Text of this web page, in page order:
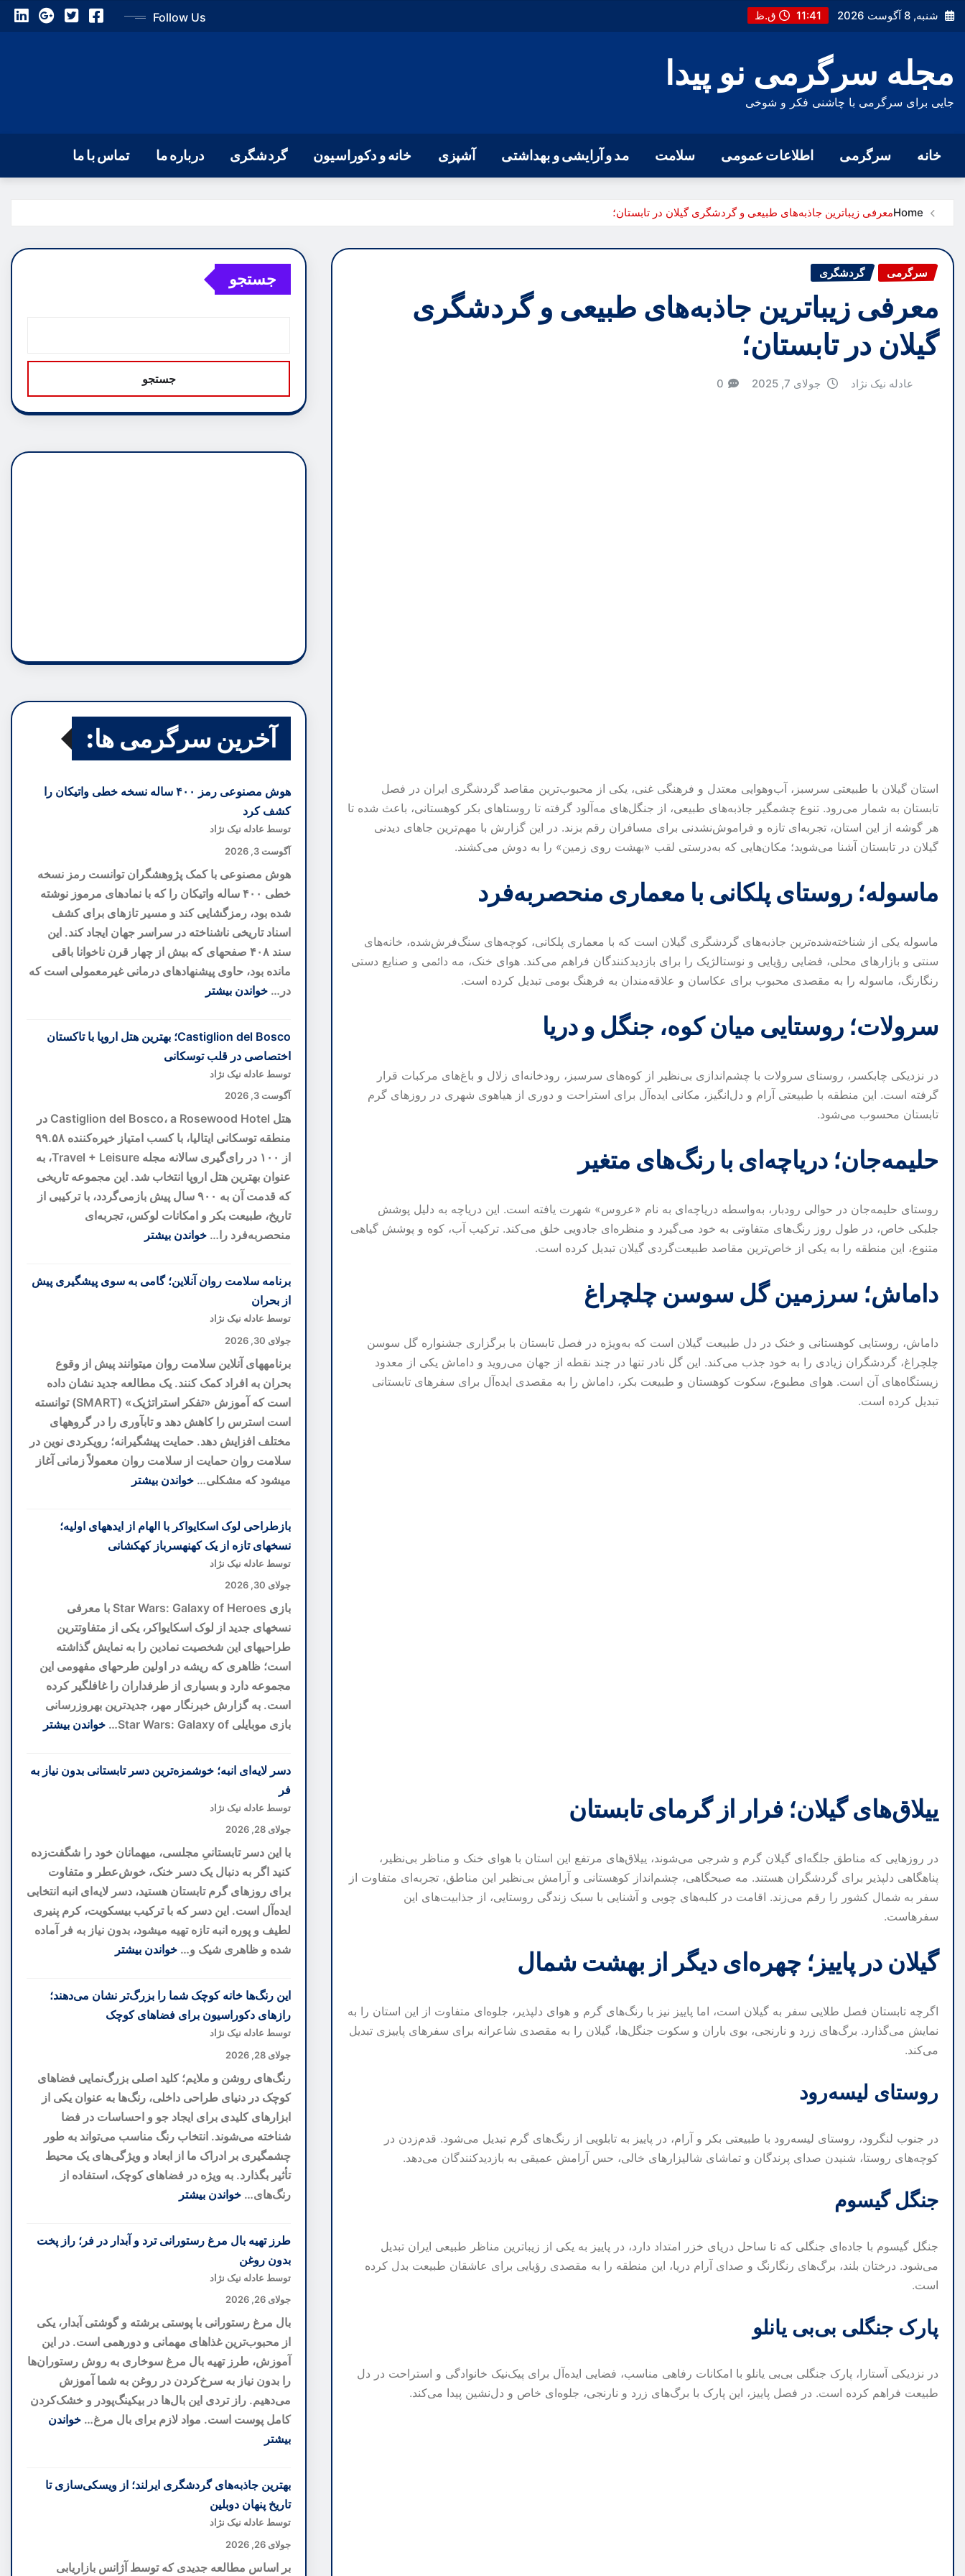
Skip
to
شنبه, 8 آگوست 2026 11:41 ق.ظ Follow Us
مجله سرگرمی نو پیدا
جایی برای سرگرمی با چاشنی فکر و شوخی
خانه سرگرمی اطلاعات عمومی سلامت مد و آرایشی و بهداشتی آشپزی خانه و دکوراسیون گردشگری درباره ما تماس با ما
Homeمعرفی زیباترین جاذبه‌های طبیعی و گردشگری گیلان در تابستان؛
سرگرمی گردشگری
معرفی زیباترین جاذبه‌های طبیعی و گردشگری
گیلان در تابستان؛
عادله نیک نژاد جولای 7, 2025 0
استان گیلان با طبیعتی سرسبز، آب‌وهوایی معتدل و فرهنگی غنی، یکی از محبوب‌ترین مقاصد گردشگری ایران در فصل
تابستان به شمار می‌رود. تنوع چشمگیر جاذبه‌های طبیعی، از جنگل‌های مه‌آلود گرفته تا روستاهای بکر کوهستانی، باعث شده تا
هر گوشه از این استان، تجربه‌ای تازه و فراموش‌نشدنی برای مسافران رقم بزند. در این گزارش با مهم‌ترین جاهای دیدنی
گیلان در تابستان آشنا می‌شوید؛ مکان‌هایی که به‌درستی لقب «بهشت روی زمین» را به دوش می‌کشند.
ماسوله؛ روستای پلکانی با معماری منحصربه‌فرد
ماسوله یکی از شناخته‌شده‌ترین جاذبه‌های گردشگری گیلان است که با معماری پلکانی، کوچه‌های سنگ‌فرش‌شده، خانه‌های
سنتی و بازارهای محلی، فضایی رؤیایی و نوستالژیک را برای بازدیدکنندگان فراهم می‌کند. هوای خنک، مه دائمی و صنایع دستی
رنگارنگ، ماسوله را به مقصدی محبوب برای عکاسان و علاقه‌مندان به فرهنگ بومی تبدیل کرده است.
سرولات؛ روستایی میان کوه، جنگل و دریا
در نزدیکی چابکسر، روستای سرولات با چشم‌اندازی بی‌نظیر از کوه‌های سرسبز، رودخانه‌ای زلال و باغ‌های مرکبات قرار
گرفته است. این منطقه با طبیعتی آرام و دل‌انگیز، مکانی ایده‌آل برای استراحت و دوری از هیاهوی شهری در روزهای گرم
تابستان محسوب می‌شود.
حلیمه‌جان؛ دریاچه‌ای با رنگ‌های متغیر
روستای حلیمه‌جان در حوالی رودبار، به‌واسطه دریاچه‌ای به نام «عروس» شهرت یافته است. این دریاچه به دلیل پوشش
جلبکی خاص، در طول روز رنگ‌های متفاوتی به خود می‌گیرد و منظره‌ای جادویی خلق می‌کند. ترکیب آب، کوه و پوشش گیاهی
متنوع، این منطقه را به یکی از خاص‌ترین مقاصد طبیعت‌گردی گیلان تبدیل کرده است.
داماش؛ سرزمین گل سوسن چلچراغ
داماش، روستایی کوهستانی و خنک در دل طبیعت گیلان است که به‌ویژه در فصل تابستان با برگزاری جشنواره گل سوسن
چلچراغ، گردشگران زیادی را به خود جذب می‌کند. این گل نادر تنها در چند نقطه از جهان می‌روید و داماش یکی از معدود
زیستگاه‌های آن است. هوای مطبوع، سکوت کوهستان و طبیعت بکر، داماش را به مقصدی ایده‌آل برای سفرهای تابستانی
تبدیل کرده است.
ییلاق‌های گیلان؛ فرار از گرمای تابستان
در روزهایی که مناطق جلگه‌ای گیلان گرم و شرجی می‌شوند، ییلاق‌های مرتفع این استان با هوای خنک و مناظر بی‌نظیر،
پناهگاهی دلپذیر برای گردشگران هستند. مه صبحگاهی، چشم‌انداز کوهستانی و آرامش بی‌نظیر این مناطق، تجربه‌ای متفاوت از
سفر به شمال کشور را رقم می‌زند. اقامت در کلبه‌های چوبی و آشنایی با سبک زندگی روستایی، از جذابیت‌های این
سفرهاست.
گیلان در پاییز؛ چهره‌ای دیگر از بهشت شمال
اگرچه تابستان فصل طلایی سفر به گیلان است، اما پاییز نیز با رنگ‌های گرم و هوای دلپذیر، جلوه‌ای متفاوت از این استان را به
نمایش می‌گذارد. برگ‌های زرد و نارنجی، بوی باران و سکوت جنگل‌ها، گیلان را به مقصدی شاعرانه برای سفرهای پاییزی تبدیل
می‌کند.
روستای لیسه‌رود
در جنوب لنگرود، روستای لیسه‌رود با طبیعتی بکر و آرام، در پاییز به تابلویی از رنگ‌های گرم تبدیل می‌شود. قدم‌زدن در
کوچه‌های روستا، شنیدن صدای پرندگان و تماشای شالیزارهای خالی، حس آرامش عمیقی به بازدیدکنندگان می‌دهد.
جنگل گیسوم
جنگل گیسوم با جاده‌ای جنگلی که تا ساحل دریای خزر امتداد دارد، در پاییز به یکی از زیباترین مناظر طبیعی ایران تبدیل
می‌شود. درختان بلند، برگ‌های رنگارنگ و صدای آرام دریا، این منطقه را به مقصدی رؤیایی برای عاشقان طبیعت بدل کرده
است.
پارک جنگلی بی‌بی یانلو
در نزدیکی آستارا، پارک جنگلی بی‌بی یانلو با امکانات رفاهی مناسب، فضایی ایده‌آل برای پیک‌نیک خانوادگی و استراحت در دل
طبیعت فراهم کرده است. در فصل پاییز، این پارک با برگ‌های زرد و نارنجی، جلوه‌ای خاص و دل‌نشین پیدا می‌کند.
جستجو
جستجو
آخرین سرگرمی ها:
هوش مصنوعی رمز ۴۰۰ ساله نسخه خطی واتیکان را
کشف کرد
توسط عادله نیک نژاد
آگوست 3, 2026
هوش مصنوعی با کمک پژوهشگران توانست رمز نسخه
خطی ۴۰۰ ساله واتیکان را که با نمادهای مرموز نوشته
شده بود، رمزگشایی کند و مسیر تازهای برای کشف
اسناد تاریخی ناشناخته در سراسر جهان ایجاد کند. این
سند ۴۰۸ صفحهای که بیش از چهار قرن ناخوانا باقی
مانده بود، حاوی پیشنهادهای درمانی غیرمعمولی است که
در… خواندن بیشتر
مصنوعی
۴۰۰
نسخه
خطی
واتیکان
را
کشف
کرد
Castiglion del Bosco؛ بهترین هتل اروپا با تاکستان
اختصاصی در قلب توسکانی
توسط عادله نیک نژاد
آگوست 3, 2026
هتل Castiglion del Bosco، a Rosewood Hotel در
منطقه توسکانی ایتالیا، با کسب امتیاز خیره‌کننده ۹۹.۵۸
از ۱۰۰ در رای‌گیری سالانه مجله Travel + Leisure، به
عنوان بهترین هتل اروپا انتخاب شد. این مجموعه تاریخی
که قدمت آن به ۹۰۰ سال پیش بازمی‌گردد، با ترکیبی از
تاریخ، طبیعت بکر و امکانات لوکس، تجربه‌ای
منحصربه‌فرد را… خواندن بیشتر
Castiglion
del
بهترین
اروپا
با
تاکستان
اختصاصی
در
قلب
توسکانی
برنامه سلامت روان آنلاین؛ گامی به سوی پیشگیری پیش
از بحران
توسط عادله نیک نژاد
جولای 30, 2026
برنامههای آنلاین سلامت روان میتوانند پیش از وقوع
بحران به افراد کمک کنند. یک مطالعه جدید نشان داده
است که آموزش «تفکر استراتژیک» (SMART) توانسته
است استرس را کاهش دهد و تابآوری را در گروههای
مختلف افزایش دهد. حمایت پیشگیرانه؛ رویکردی نوین در
سلامت روان حمایت از سلامت روان معمولاً زمانی آغاز
میشود که مشکلی… خواندن بیشتر
برنامه
سلامت
روان
آنلاین؛
به
سوی
پیشگیری
پیش
از
بحران
بازطراحی لوک اسکایواکر با الهام از ایدههای اولیه؛
نسخهای تازه از یک کهنهسرباز کهکشانی
توسط عادله نیک نژاد
جولای 30, 2026
بازی Star Wars: Galaxy of Heroes با معرفی
نسخهای جدید از لوک اسکایواکر، یکی از متفاوتترین
طراحیهای این شخصیت نمادین را به نمایش گذاشته
است؛ ظاهری که ریشه در اولین طرحهای مفهومی این
مجموعه دارد و بسیاری از طرفداران را غافلگیر کرده
است. به گزارش خبرنگار مهر، جدیدترین بهروزرسانی
بازی موبایلی Star Wars: Galaxy of…
خواندن بیشتر
بازطراحی
لوک
اسکایواکر
از
ایدههای
اولیه؛
نسخهای
تازه
از
کهنهسرباز
کهکشانی
دسر لایه‌ای انبه؛ خوشمزه‌ترین دسر تابستانی بدون نیاز به
فر
توسط عادله نیک نژاد
جولای 28, 2026
با این دسر تابستانیِ مجلسی، میهمانان خود را شگفت‌زده
کنید اگر به دنبال یک دسر خنک، خوش‌عطر و متفاوت
برای روزهای گرم تابستان هستید، دسر لایه‌ای انبه انتخابی
ایده‌آل است. این دسر که با ترکیب بیسکویت، کرم پنیری
لطیف و پوره انبه تازه تهیه میشود، بدون نیاز به فر آماده
شده و ظاهری شیک و… خواندن بیشتر
دسر
لایه‌ای
انبه؛
خوشمزه‌ترین
تابستانی
بدون
نیاز
به
فر
این رنگ‌ها خانه کوچک شما را بزرگ‌تر نشان می‌دهند؛
رازهای دکوراسیون برای فضاهای کوچک
توسط عادله نیک نژاد
جولای 28, 2026
رنگ‌های روشن و ملایم؛ کلید اصلی بزرگ‌نمایی فضاهای
کوچک در دنیای طراحی داخلی، رنگ‌ها به عنوان یکی از
ابزارهای کلیدی برای ایجاد جو و احساسات در فضا
شناخته می‌شوند. انتخاب رنگ مناسب می‌تواند به طور
چشمگیری بر ادراک ما از ابعاد و ویژگی‌های یک محیط
تأثیر بگذارد. به ویژه در فضاهای کوچک، استفاده از
رنگ‌های… خواندن بیشتر
این
کوچک
را
بزرگ‌تر
نشان
می‌دهند؛
رازهای
دکوراسیون
برای
کوچک
طرز تهیه بال مرغ رستورانی ترد و آبدار در فر؛ راز پخت
بدون روغن
توسط عادله نیک نژاد
جولای 26, 2026
بال مرغ رستورانی با پوستی برشته و گوشتی آبدار، یکی
از محبوب‌ترین غذاهای مهمانی و دورهمی است. در این
آموزش، طرز تهیه بال مرغ سوخاری به روش رستوران‌ها
را بدون نیاز به سرخ‌کردن در روغن به شما آموزش
می‌دهیم. راز تردی این بال‌ها در بیکینگ‌پودر و خشک‌کردن
کامل پوست است. مواد لازم برای بال مرغ… خواندن
بیشتر
تهیه
بال
مرغ
بهترین جاذبه‌های گردشگری ایرلند؛ از ویسکی‌سازی تا
تاریخ پنهان دوبلین
توسط عادله نیک نژاد
جولای 26, 2026
بر اساس مطالعه جدیدی که توسط آژانس بازاریابی